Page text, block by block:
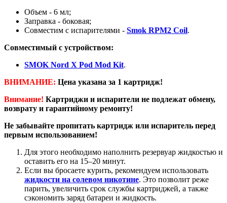
Объем - 6 мл;
Заправка - боковая;
Совместим с испарителями - Smok RPM2 Coil.
Совместимый с устройством:
SMOK Nord X Pod Mod Kit.
ВНИМАНИЕ: Цена указана за 1 картридж!
Внимание! Картриджи и испарители не подлежат обмену,
возврату и гарантийному ремонту!
Не забывайте пропитать картридж или испаритель перед
первым использованием!
Для этого необходимо наполнить резервуар жидкостью и
оставить его на 15–20 минут.
Если вы бросаете курить, рекомендуем использовать
жидкости на солевом никотине. Это позволит реже
парить, увеличить срок службы картриджей, а также
сэкономить заряд батареи и жидкость.